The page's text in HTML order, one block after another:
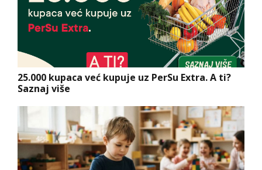
25.000 kupaca već kupuje uz PerSu Extra. A ti?
Saznaj više